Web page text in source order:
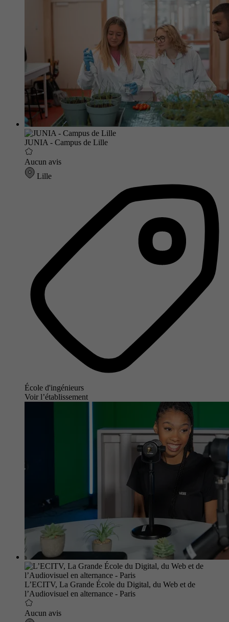
JUNIA - Campus de Lille
Aucun avis
Lille
École d'ingénieurs
Voir l’établissement
L’ECITV, La Grande École du Digital, du Web et de
l’Audiovisuel en alternance - Paris
Aucun avis